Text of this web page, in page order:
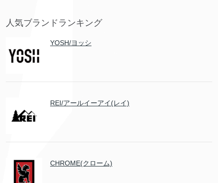
人気ブランドランキング
YOSH/ヨッシ
REI/アールイーアイ(レイ)
CHROME(クローム)